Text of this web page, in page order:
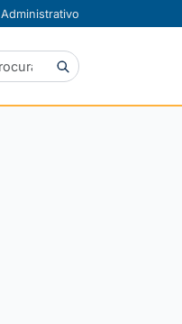
Administrativo